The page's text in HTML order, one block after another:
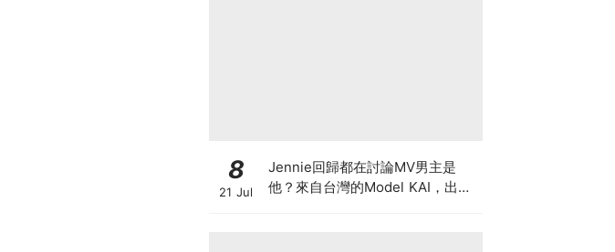
8
21 Jul
Jennie回歸都在討論MV男主是
他？來自台灣的Model KAI，出演